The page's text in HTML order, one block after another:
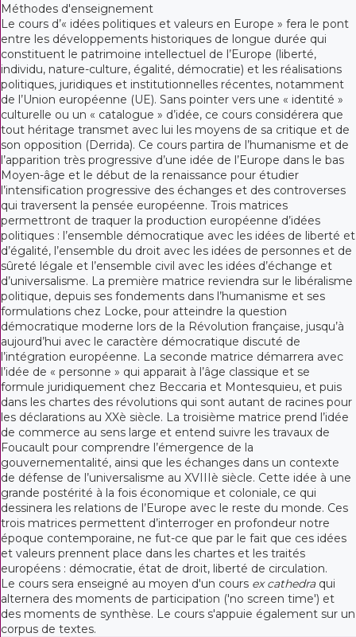
Méthodes d'enseignement
Le cours d’« idées politiques et valeurs en Europe » fera le pont
entre les développements historiques de longue durée qui
constituent le patrimoine intellectuel de l’Europe (liberté,
individu, nature-culture, égalité, démocratie) et les réalisations
politiques, juridiques et institutionnelles récentes, notamment
de l’Union européenne (UE). Sans pointer vers une « identité »
culturelle ou un « catalogue » d’idée, ce cours considérera que
tout héritage transmet avec lui les moyens de sa critique et de
son opposition (Derrida). Ce cours partira de l’humanisme et de
l’apparition très progressive d’une idée de l’Europe dans le bas
Moyen-âge et le début de la renaissance pour étudier
l’intensification progressive des échanges et des controverses
qui traversent la pensée européenne. Trois matrices
permettront de traquer la production européenne d’idées
politiques : l’ensemble démocratique avec les idées de liberté et
d’égalité, l’ensemble du droit avec les idées de personnes et de
sûreté légale et l’ensemble civil avec les idées d’échange et
d’universalisme. La première matrice reviendra sur le libéralisme
politique, depuis ses fondements dans l’humanisme et ses
formulations chez Locke, pour atteindre la question
démocratique moderne lors de la Révolution française, jusqu’à
aujourd’hui avec le caractère démocratique discuté de
l’intégration européenne. La seconde matrice démarrera avec
l’idée de « personne » qui apparait à l’âge classique et se
formule juridiquement chez Beccaria et Montesquieu, et puis
dans les chartes des révolutions qui sont autant de racines pour
les déclarations au XXè siècle. La troisième matrice prend l’idée
de commerce au sens large et entend suivre les travaux de
Foucault pour comprendre l’émergence de la
gouvernementalité, ainsi que les échanges dans un contexte
de défense de l’universalisme au XVIIIè siècle. Cette idée à une
grande postérité à la fois économique et coloniale, ce qui
dessinera les relations de l’Europe avec le reste du monde. Ces
trois matrices permettent d’interroger en profondeur notre
époque contemporaine, ne fut-ce que par le fait que ces idées
et valeurs prennent place dans les chartes et les traités
européens : démocratie, état de droit, liberté de circulation.
Le cours sera enseigné au moyen d'un cours ex cathedra qui
alternera des moments de participation ('no screen time') et
des moments de synthèse. Le cours s'appuie également sur un
corpus de textes.